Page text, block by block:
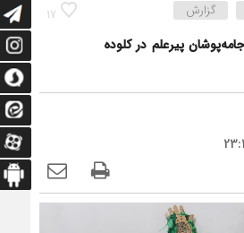
17 گزارش
۳۰۰ ساله جامه‌پوشان پیرعلم در کلوده